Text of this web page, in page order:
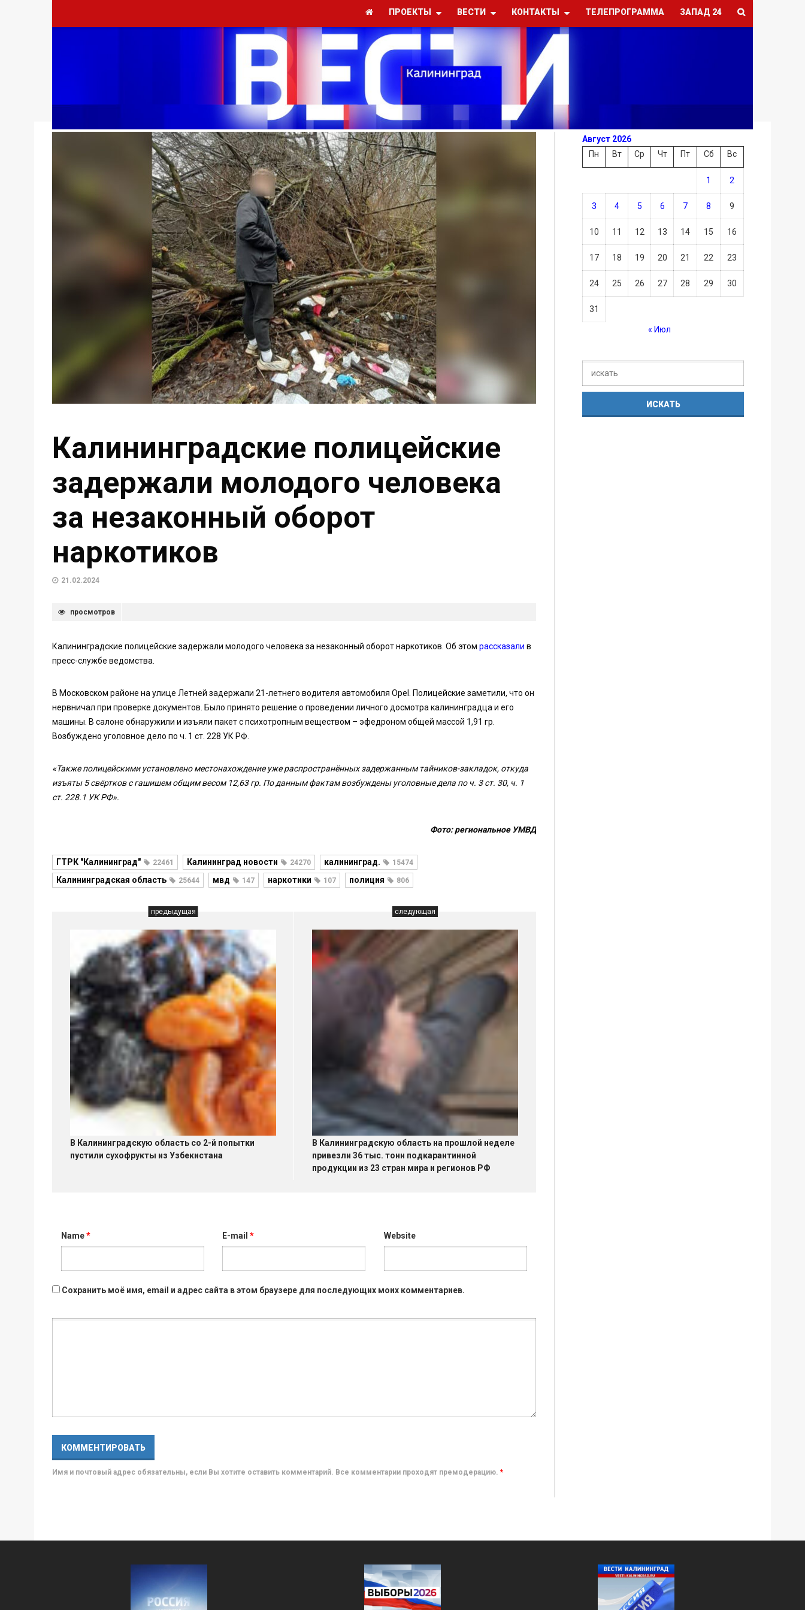
ПРОЕКТЫ ВЕСТИ КОНТАКТЫ ТЕЛЕПРОГРАММА ЗАПАД 24
Калининградские полицейские
задержали молодого человека
за незаконный оборот
наркотиков
21.02.2024
просмотров
Калининградские полицейские задержали молодого человека за незаконный оборот наркотиков. Об этом рассказали в
пресс-службе ведомства.
В Московском районе на улице Летней задержали 21-летнего водителя автомобиля Opel. Полицейские заметили, что он
нервничал при проверке документов. Было принято решение о проведении личного досмотра калининградца и его
машины. В салоне обнаружили и изъяли пакет с психотропным веществом – эфедроном общей массой 1,91 гр.
Возбуждено уголовное дело по ч. 1 ст. 228 УК РФ.
«Также полицейскими установлено местонахождение уже распространённых задержанным тайников-закладок, откуда
изъяты 5 свёртков с гашишем общим весом 12,63 гр. По данным фактам возбуждены уголовные дела по ч. 3 ст. 30, ч. 1
ст. 228.1 УК РФ».
Фото: региональное УМВД
ГТРК "Калининград" 22461 Калининград новости 24270 калининград. 15474
Калининградская область 25644 мвд 147 наркотики 107 полиция 806
предыдущая
В Калининградскую область со 2-й попытки
пустили сухофрукты из Узбекистана
следующая
В Калининградскую область на прошлой неделе
привезли 36 тыс. тонн подкарантинной
продукции из 23 стран мира и регионов РФ
Name* E-mail* Website
Сохранить моё имя, email и адрес сайта в этом браузере для последующих моих комментариев.
Имя и почтовый адрес обязательны, если Вы хотите оставить комментарий. Все комментарии проходят премодерацию. *
Август 2026
Пн
Вт Ср Чт Пт Сб Вс
1 2
3 4 5 6 7 8 9
10 11 12 13 14 15 16
17 18 19 20 21 22 23
24 25 26 27 28 29 30
31
« Июл